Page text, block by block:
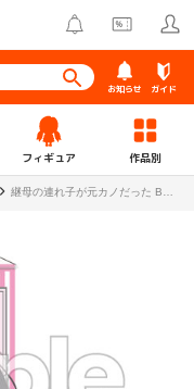
お知らせ ガイド
フィギュア 作品別
継母の連れ子が元カノだった B2